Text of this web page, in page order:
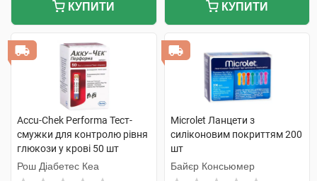
КУПИТИ КУПИТИ
Accu-Chek Performa Тест-
смужки для контролю рівня
глюкози у крові 50 шт
Рош Діабетес Кеа
Microlet Ланцети з
силіконовим покриттям 200
шт
Байєр Консьюмер